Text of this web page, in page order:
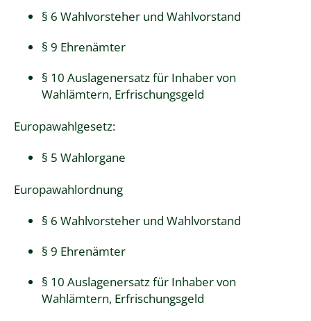
§ 6 Wahlvorsteher und Wahlvorstand
§ 9 Ehrenämter
§ 10 Auslagenersatz für Inhaber von
Wahlämtern, Erfrischungsgeld
Europawahlgesetz:
§ 5 Wahlorgane
Europawahlordnung
§ 6 Wahlvorsteher und Wahlvorstand
§ 9 Ehrenämter
§ 10 Auslagenersatz für Inhaber von
Wahlämtern, Erfrischungsgeld